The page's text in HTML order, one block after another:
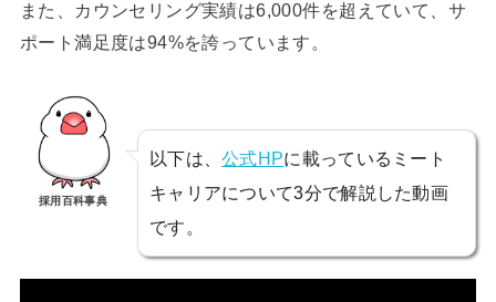
また、カウンセリング実績は6,000件を超えていて、サ
ポート満足度は94%を誇っています。
採用百科事典
以下は、公式HPに載っているミート
キャリアについて3分で解説した動画
です。